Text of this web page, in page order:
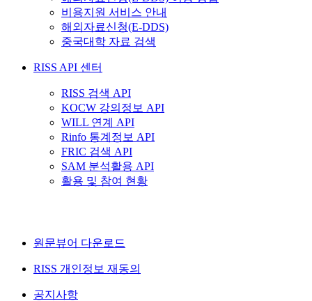
비용지원 서비스 안내
해외자료신청(E-DDS)
중국대학 자료 검색
RISS API 센터
RISS 검색 API
KOCW 강의정보 API
WILL 연계 API
Rinfo 통계정보 API
FRIC 검색 API
SAM 분석활용 API
활용 및 참여 현황
원문뷰어 다운로드
RISS 개인정보 재동의
공지사항